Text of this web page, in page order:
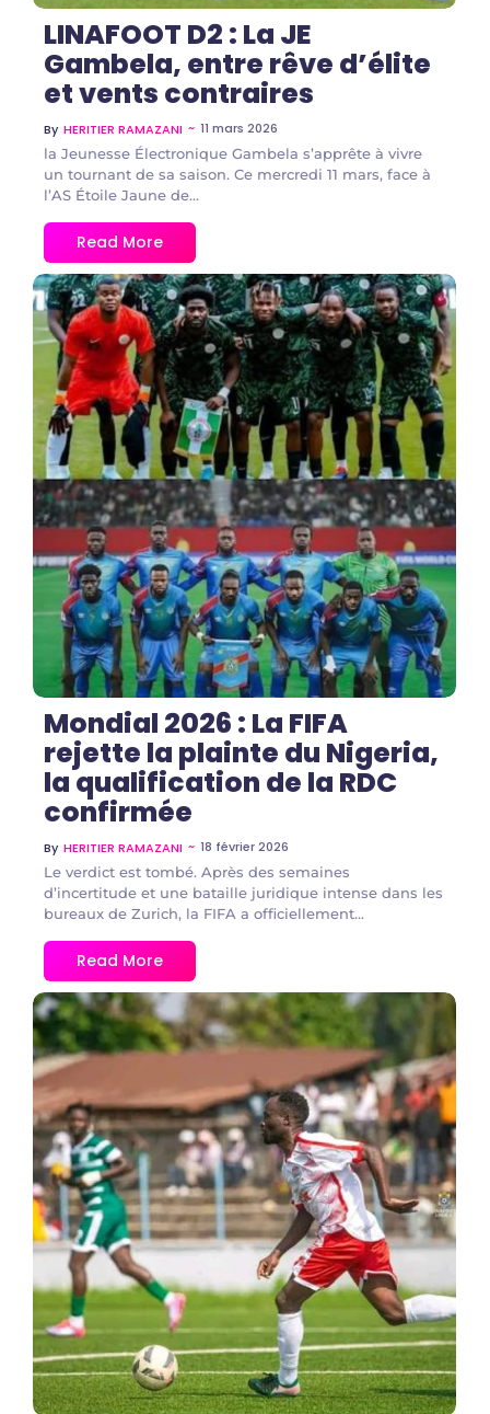
LINAFOOT D2 : La JE
Gambela, entre rêve d’élite
et vents contraires
By HERITIER RAMAZANI ~ 11 mars 2026
la Jeunesse Électronique Gambela s’apprête à vivre
un tournant de sa saison. Ce mercredi 11 mars, face à
l’AS Étoile Jaune de...
Read More
No Comments
Mondial 2026 : La FIFA
rejette la plainte du Nigeria,
la qualification de la RDC
confirmée
By HERITIER RAMAZANI ~ 18 février 2026
Le verdict est tombé. Après des semaines
d’incertitude et une bataille juridique intense dans les
bureaux de Zurich, la FIFA a officiellement...
Read More
No Comments